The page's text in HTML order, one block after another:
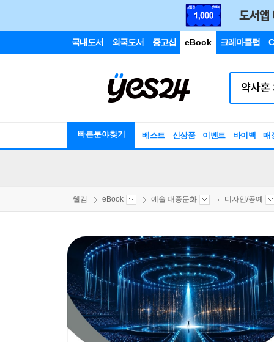
국내도서 외국도서 중고샵 eBook 크레마클럽
빠른분야찾기 베스트 신상품 이벤트 바이백 매
웰컴 eBook 예술 대중문화 디자인/공예